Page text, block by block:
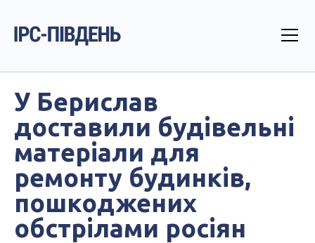
У Берислав
доставили будівельні
матеріали для
ремонту будинків,
пошкоджених
обстрілами росіян